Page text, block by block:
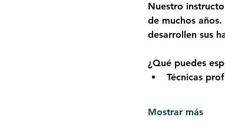
Nuestro
de muchos
desarrollen sus
¿Qué puedes
Técnicas
Mostrar más